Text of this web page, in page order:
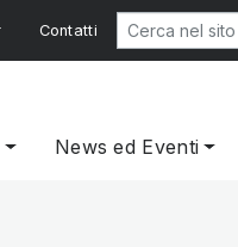
Contatti
News ed Eventi